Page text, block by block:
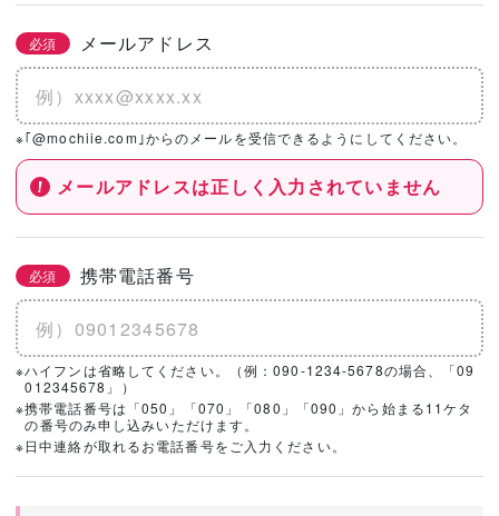
必須 メールアドレス
※｢@mochiie.com｣からのメールを受信できるようにしてください。
メールアドレスは正しく入力されていません
必須 携帯電話番号
※ハイフンは省略してください。（例：090-1234-5678の場合、「09
012345678」）
※携帯電話番号は「050」「070」「080」「090」から始まる11ケタ
の番号のみ申し込みいただけます。
※日中連絡が取れるお電話番号をご入力ください。